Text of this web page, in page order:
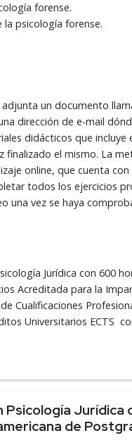
forense.
psicología forense.
un documento
dirección de e-mail
didácticos que
finalizado el mismo. La
online, que cuenta
todos los ejercicios
una vez se haya
Jurídica con 600
Acreditada para la
Cualificaciones
Universitarios ECTS
Jurídica
de